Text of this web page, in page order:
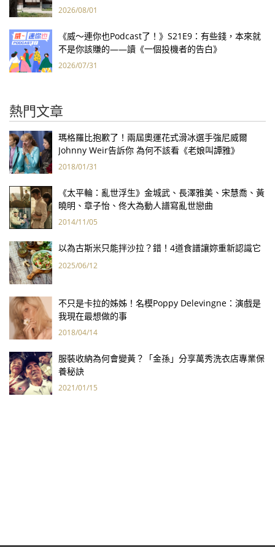
2026/08/01
《威～連你也Podcast了！》S21E9：有些錢，本來就
不是你該賺的——讀《一個投機者的告白》
2026/07/31
熱門文章
瑪格羅比抱歉了！兩屆奧運花式滑冰選手強尼威爾
Johnny Weir告訴你 為何不該看《老娘叫譚雅》
2018/01/31
《太平輪：亂世浮生》金城武、長澤雅美、宋慧喬、黃
曉明、章子怡、佟大為動人譜寫亂世戀曲
2014/11/05
以為古斯米只能拌沙拉？錯！4道食譜讓妳重新認識它
2025/06/12
不只是卡拉的姊姊！名模Poppy Delevingne：演戲是
我現在最想做的事
2018/04/14
服裝收納為何會變黃？「金孫」分享萬秀洗衣店專業保
養秘訣
2021/01/15